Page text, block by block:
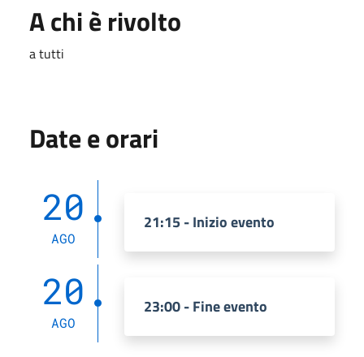
A chi è rivolto
a tutti
Date e orari
20
AGO
21:15 - Inizio evento
20
AGO
23:00 - Fine evento